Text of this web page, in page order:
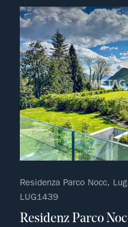
Residenza Parco Nocc,
LUG1439
Residenz Parco